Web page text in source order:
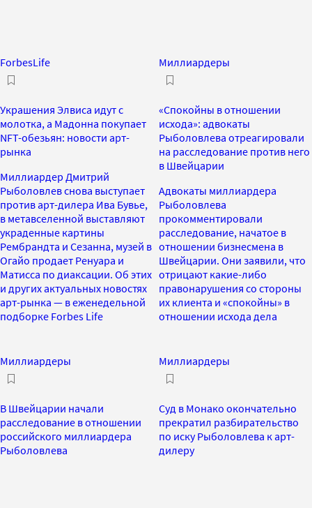
ForbesLife
Украшения Элвиса идут с
молотка, а Мадонна покупает
NFT-обезьян: новости арт-
рынка
Миллиардер Дмитрий
Рыболовлев снова выступает
против арт-дилера Ива Бувье,
в метавселенной выставляют
украденные картины
Рембрандта и Сезанна, музей в
Огайо продает Ренуара и
Матисса по диаксации. Об этих
и других актуальных новостях
арт-рынка — в еженедельной
подборке Forbes Life
Миллиардеры
«Спокойны в отношении
исхода»: адвокаты
Рыболовлева отреагировали
на расследование против него
в Швейцарии
Адвокаты миллиардера
Рыболовлева
прокомментировали
расследование, начатое в
отношении бизнесмена в
Швейцарии. Они заявили, что
отрицают какие-либо
правонарушения со стороны
их клиента и «спокойны» в
отношении исхода дела
Миллиардеры
В Швейцарии начали
расследование в отношении
российского миллиардера
Рыболовлева
Миллиардеры
Суд в Монако окончательно
прекратил разбирательство
по иску Рыболовлева к арт-
дилеру